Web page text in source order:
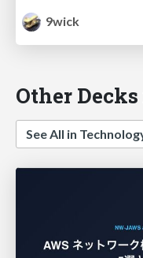
9wick
Other
See All in